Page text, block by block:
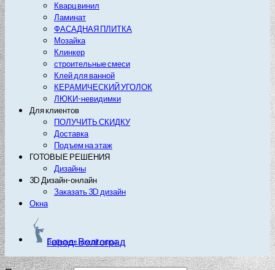
Кварц винил
Ламинат
ФАСАДНАЯ ПЛИТКА
Мозайка
Клинкер
строительные смеси
Клей для ванной
КЕРАМИЧЕСКИЙ УГОЛОК
ЛЮКИ-невидимки
Для клиентов
ПОЛУЧИТЬ СКИДКУ
Доставка
Подъем на этаж
ГОТОВЫЕ РЕШЕНИЯ
Дизайны
3D Дизайн-онлайн
Заказать 3D дизайн
Окна
Город: Волгоград
Выберите другой город